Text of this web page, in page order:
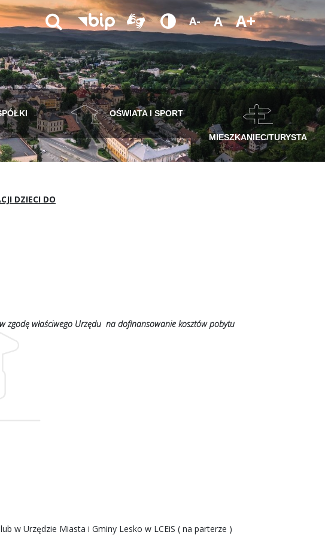
A- A A+
OŚWIATA I SPORT
MIESZKANIEC/TURYSTA
DZIECI DO
zgodę właściwego Urzędu na dofinansowanie kosztów pobytu
lub w Urzędzie Miasta i Gminy Lesko w LCEiS ( na parterze )